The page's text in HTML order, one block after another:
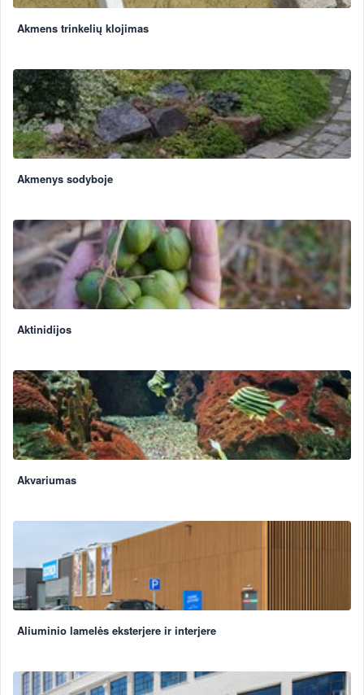
Akmens trinkelių klojimas
Akmenys sodyboje
Aktinidijos
Akvariumas
Aliuminio lamelės eksterjere ir interjere